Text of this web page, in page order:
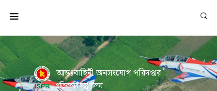
আন্তঃবাহিনী জনসংযোগ পরিদপ্তর
প্রতিরক্ষা মন্ত্রণালয়